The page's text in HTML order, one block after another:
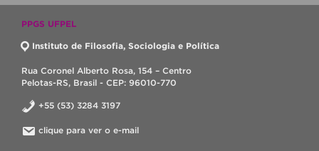
PPGS UFPEL
Instituto de Filosofia, Sociologia e Política
Rua Coronel Alberto Rosa, 154 – Centro
Pelotas-RS, Brasil - CEP: 96010-770
+55 (53) 3284 3197
clique para ver o e-mail